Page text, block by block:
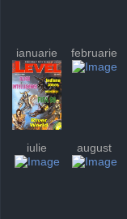
ianuarie februarie
iulie august